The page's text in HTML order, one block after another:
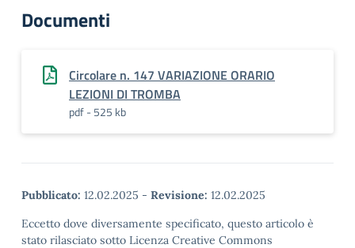
Documenti
Circolare n. 147 VARIAZIONE ORARIO
LEZIONI DI TROMBA
pdf - 525 kb
Pubblicato: 12.02.2025 - Revisione: 12.02.2025
Eccetto dove diversamente specificato, questo articolo è
stato rilasciato sotto Licenza Creative Commons